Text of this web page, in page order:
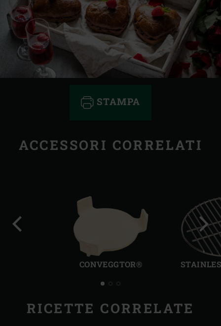
STAMPA
ACCESSORI CORRELATI
CONVEGGTOR®
RICETTE CORRELATE